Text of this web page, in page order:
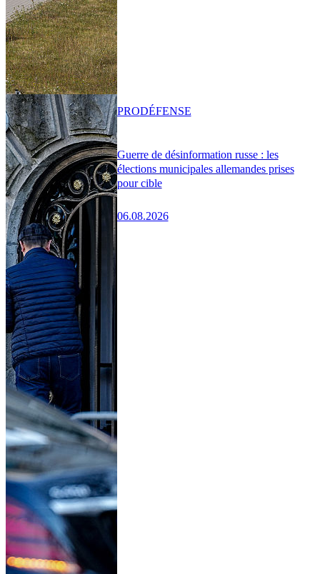
Guerre de désinformation russe : les
élections municipales allemandes prises
pour cible
06.08.2026
PRODÉFENSE